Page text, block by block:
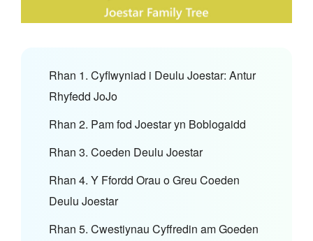
Rhan 1. Cyflwyniad i Deulu Joestar: Antur
Rhyfedd JoJo
Rhan 2. Pam fod Joestar yn Boblogaidd
Rhan 3. Coeden Deulu Joestar
Rhan 4. Y Ffordd Orau o Greu Coeden
Deulu Joestar
Rhan 5. Cwestiynau Cyffredin am Goeden